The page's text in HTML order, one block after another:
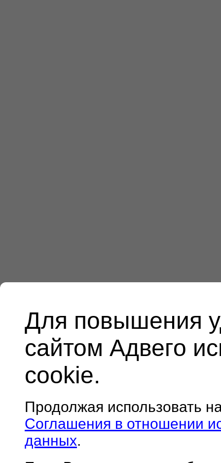
Для повышения
сайтом Адвего
cookie.
Продолжая использовать
Соглашения в отношении
данных.